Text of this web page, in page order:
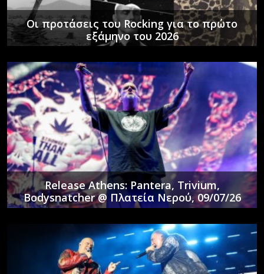
Οι προτάσεις του Rocking για το πρώτο
εξάμηνο του 2026
Release Athens: Pantera, Trivium,
Bodysnatcher @ Πλατεία Νερού, 09/07/26